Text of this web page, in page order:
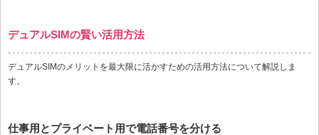
デュアルSIMの賢い活用方法
デュアルSIMのメリットを最大限に活かすための活用方法について解説しま
す。
仕事用とプライベート用で電話番号を分ける